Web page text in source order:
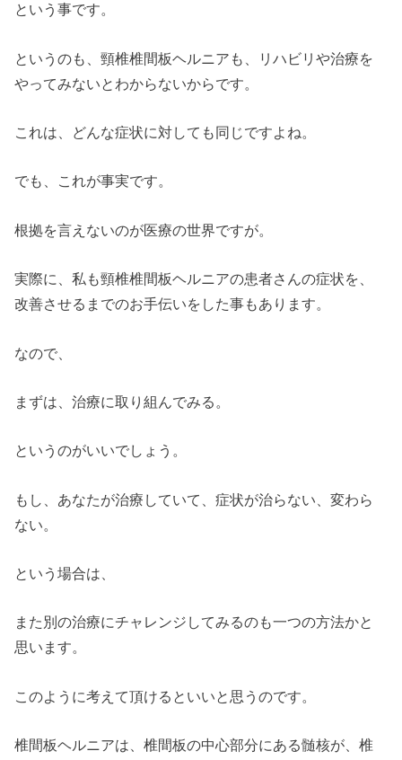
という事です。
というのも、頸椎椎間板ヘルニアも、リハビリや治療を
やってみないとわからないからです。
これは、どんな症状に対しても同じですよね。
でも、これが事実です。
根拠を言えないのが医療の世界ですが。
実際に、私も頸椎椎間板ヘルニアの患者さんの症状を、
改善させるまでのお手伝いをした事もあります。
なので、
まずは、治療に取り組んでみる。
というのがいいでしょう。
もし、あなたが治療していて、症状が治らない、変わら
ない。
という場合は、
また別の治療にチャレンジしてみるのも一つの方法かと
思います。
このように考えて頂けるといいと思うのです。
椎間板ヘルニアは、椎間板の中心部分にある髄核が、椎